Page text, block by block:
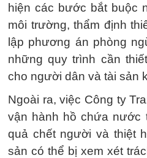
hiện các bước bắt buộc
môi trường, thẩm định
lập phương án phòng
những quy trình cần
cho người dân và tài sản
Ngoài ra, việc Công ty
vận hành hồ chứa nước
quả chết người và thiệt
sản có thể bị xem xét